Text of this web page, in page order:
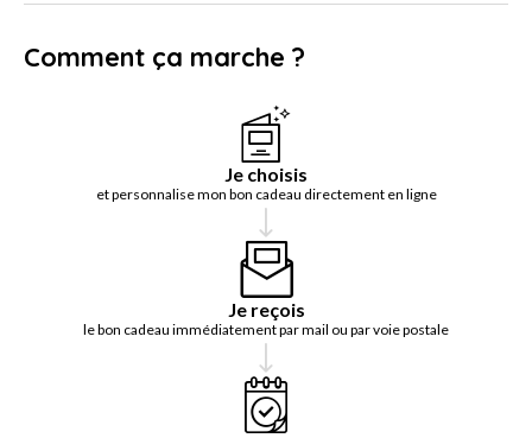
Comment ça marche ?
Je choisis
et personnalise mon bon cadeau directement en ligne
Je reçois
le bon cadeau immédiatement par mail ou par voie postale